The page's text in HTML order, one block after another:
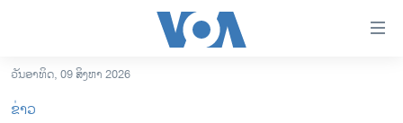
ເຂົ້າ
ຫາ
ວັນອາທິດ, 09 ສິງຫາ 2026
ຂ່າວ